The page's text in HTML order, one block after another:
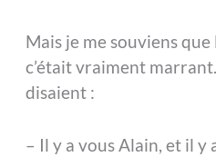
Mais je me souviens
c’était vraiment
disaient :
– Il y a vous Alain, et il